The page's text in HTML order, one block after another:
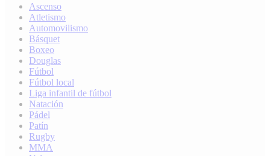
Ascenso
Atletismo
Automovilismo
Básquet
Boxeo
Douglas
Fútbol
Fútbol local
Liga infantil de fútbol
Natación
Pádel
Patín
Rugby
MMA